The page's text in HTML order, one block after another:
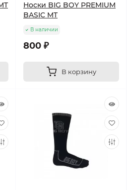
Носки BIG BOY PREMIUM
BASIC MT
В наличии
800 ₽
В корзину